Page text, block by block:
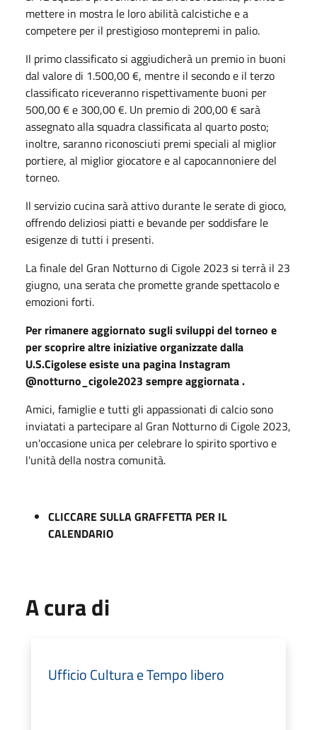
mettere in mostra le loro abilità calcistiche e a
competere per il prestigioso montepremi in palio.
Il primo classificato si aggiudicherà un premio in buoni
dal valore di 1.500,00 €, mentre il secondo e il terzo
classificato riceveranno rispettivamente buoni per
500,00 € e 300,00 €. Un premio di 200,00 € sarà
assegnato alla squadra classificata al quarto posto;
inoltre, saranno riconosciuti premi speciali al miglior
portiere, al miglior giocatore e al capocannoniere del
torneo.
Il servizio cucina sarà attivo durante le serate di gioco,
offrendo deliziosi piatti e bevande per soddisfare le
esigenze di tutti i presenti.
La finale del Gran Notturno di Cigole 2023 si terrà il 23
giugno, una serata che promette grande spettacolo e
emozioni forti.
Per rimanere aggiornato sugli sviluppi del torneo e
per scoprire altre iniziative organizzate dalla
U.S.Cigolese esiste una pagina Instagram
@notturno_cigole2023 sempre aggiornata .
Amici, famiglie e tutti gli appassionati di calcio sono
inviatati a partecipare al Gran Notturno di Cigole 2023,
un'occasione unica per celebrare lo spirito sportivo e
l'unità della nostra comunità.
CLICCARE SULLA GRAFFETTA PER IL
CALENDARIO
A cura di
Ufficio Cultura e Tempo libero